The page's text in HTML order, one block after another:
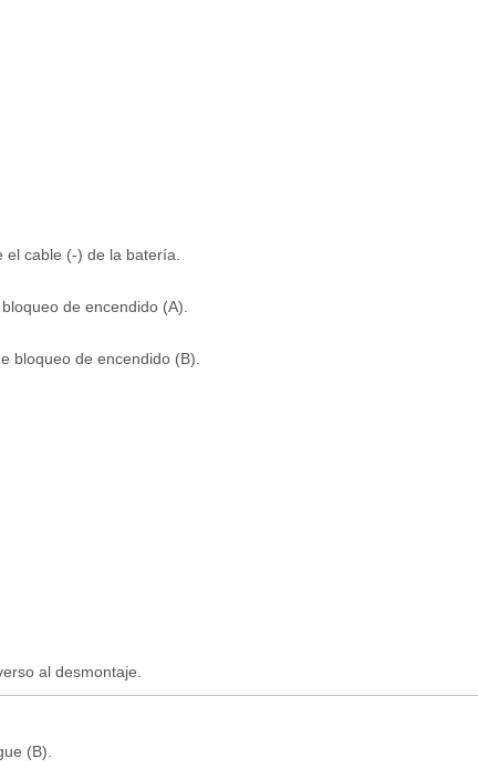
cable (-) de la batería.
de encendido (A).
bloqueo de encendido (B).
al desmontaje.
(B).